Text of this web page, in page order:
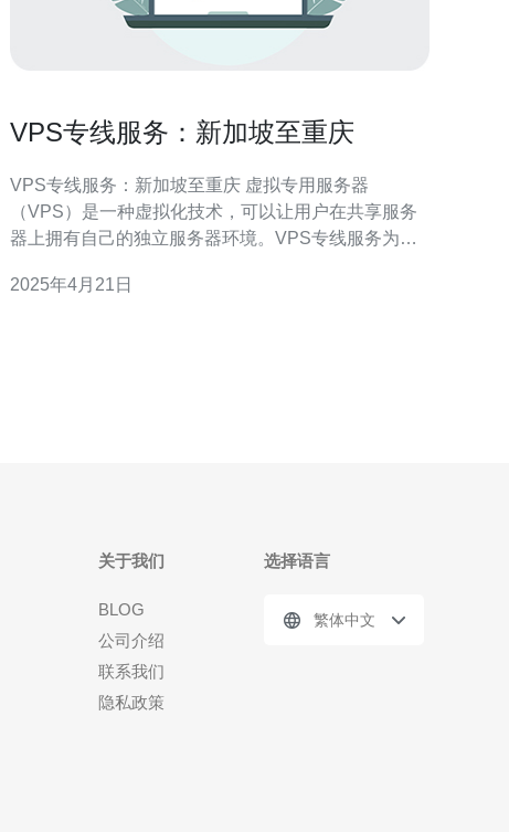
VPS专线服务：新加坡至重庆
VPS专线服务：新加坡至重庆 虚拟专用服务器
（VPS）是一种虚拟化技术，可以让用户在共享服务
器上拥有自己的独立服务器环境。VPS专线服务为用
不同的地理位置之间快速传输数据。本文将介绍VPS
2025年4月21日
关于我们
BLOG
公司介绍
联系我们
隐私政策
选择语言
繁体中文